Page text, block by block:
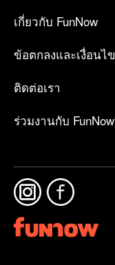
เกี่ยวกับ FunNow
ข้อตกลงและเงื่อนไข
ติดต่อเรา
ร่วมงานกับ FunNow